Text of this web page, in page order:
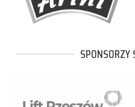
SPONSORZY